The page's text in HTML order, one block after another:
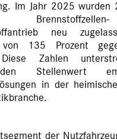
Im Jahr 2025
,
neu
von 135 Prozent
Zahlen
Stellenwert
in der
der